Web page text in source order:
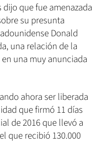
que fue amenazada
su presunta
Donald
una relación de la
una muy anunciada
ahora ser liberada
que firmó 11 días
de 2016 que llevó a
que recibió 130.000